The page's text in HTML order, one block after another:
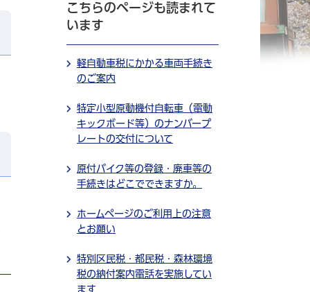
こちらのページも読まれて
います
軽自動車税にかかる車両手続き
のご案内
特定小型原動機付自転車（電動
キックボード等）のナンバープ
レートの交付について
原付バイク等の登録・廃車等の
手続きはどこでできますか。
ホームページのご利用上の注意
とお願い
特別区民税・都民税・森林環境
税の納付案内電話を実施してい
ます